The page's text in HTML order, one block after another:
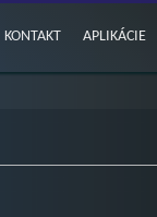
KONTAKT APLIKÁCIE